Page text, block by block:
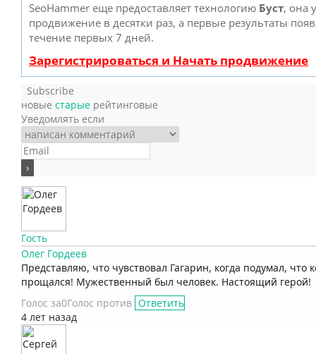
SeoHammer еще предоставляет технологию Буст, она
продвижение в десятки раз, а первые результаты
течение первых 7 дней.
Зарегистрироваться и Начать продвижение
Subscribe
новые старые рейтинговые
Уведомлять если
Гость
Олег Гордеев
Представляю, что чувствовал Гагарин, когда подумал, что
прощался! Мужественный был человек. Настоящий герой!
Голос за0Голос против Ответить
4 лет назад